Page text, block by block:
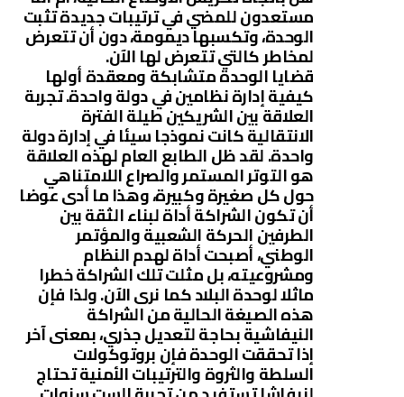
مستعدون للمضي في ترتيبات جديدة تثبت
الوحدة، وتكسبها ديمومة، دون أن تتعرض
لمخاطر كالتي تتعرض لها الآن.
قضايا الوحدة متشابكة ومعقدة أولها
كيفية إدارة نظامين في دولة واحدة. تجربة
العلاقة بين الشريكين طيلة الفترة
الانتقالية كانت نموذجا سيئا في إدارة دولة
واحدة. لقد ظل الطابع العام لهذه العلاقة
هو التوتر المستمر والصراع اللامتناهي
حول كل صغيرة وكبيرة، وهذا ما أدى عوضا
أن تكون الشراكة أداة لبناء الثقة بين
الطرفين الحركة الشعبية والمؤتمر
الوطني، أصبحت أداة لهدم النظام
ومشروعيته، بل مثلت تلك الشراكة خطرا
ماثلا لوحدة البلاد كما نرى الآن. ولذا فإن
هذه الصيغة الحالية من الشراكة
النيفاشية بحاجة لتعديل جذري، بمعنى آخر
إذا تحققت الوحدة فإن بروتوكولات
السلطة والثروة والترتيبات الأمنية تحتاج